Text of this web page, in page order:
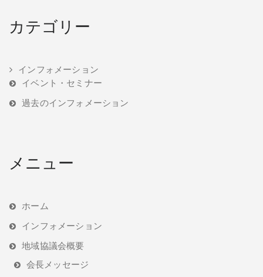
カテゴリー
インフォメーション
イベント・セミナー
過去のインフォメーション
メニュー
ホーム
インフォメーション
地域協議会概要
会長メッセージ